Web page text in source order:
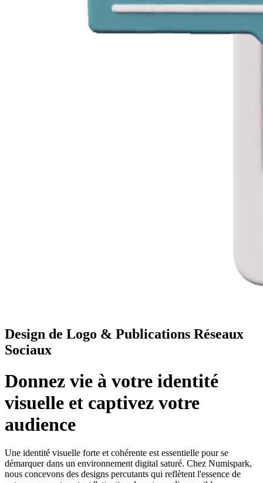
Design de Logo & Publications Réseaux
Sociaux
Donnez vie à votre identité
visuelle et captivez votre
audience
Une identité visuelle forte et cohérente est essentielle pour se
démarquer dans un environnement digital saturé. Chez Numispark,
nous concevons des designs percutants qui reflètent l'essence de